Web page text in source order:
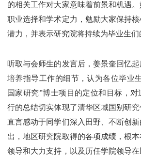
的相关工作对大家意味着前景和机遇
职业选择和学术定力，勉励大家保持
潜力，并表示研究院将持续为毕业生们
听取与会师生的发言后，姜景奎回忆
培养指导工作的细节，认为各位毕业
国家研究”博士项目的定位和目标，
行的总结切实体现了清华区域国别研究
直言感动于同学们深入田野、不断创
出，地区研究院取得的各项成绩，根
领导和大力支持，以及历任学院领导